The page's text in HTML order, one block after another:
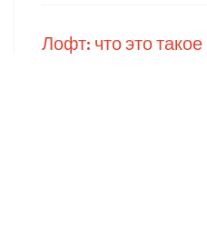
Лофт: что это